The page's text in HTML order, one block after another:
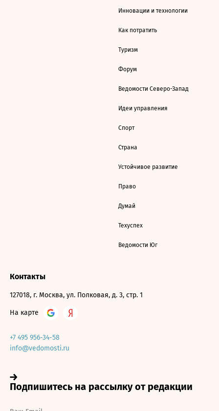
Инновации и технологии
Как потратить
Туризм
Форум
Ведомости Северо-Запад
Идеи управления
Спорт
Страна
Устойчивое развитие
Право
Думай
Техуспех
Ведомости Юг
Контакты
127018, г. Москва, ул. Полковая, д. 3, стр. 1
На карте
+7 495 956-34-58
info@vedomosti.ru